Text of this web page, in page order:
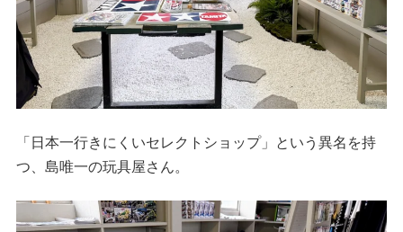
「日本一行きにくいセレクトショップ」という異名を持
つ、島唯一の玩具屋さん。